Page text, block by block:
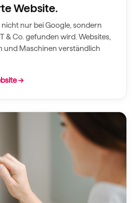
Website.
nicht nur bei Google, sondern
& Co. gefunden wird. Websites,
und Maschinen verständlich
→